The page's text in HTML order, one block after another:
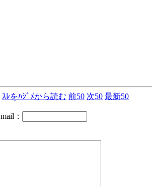
ｽﾚをﾊｼﾞﾒから読む 前50 次50 最新50
mail：